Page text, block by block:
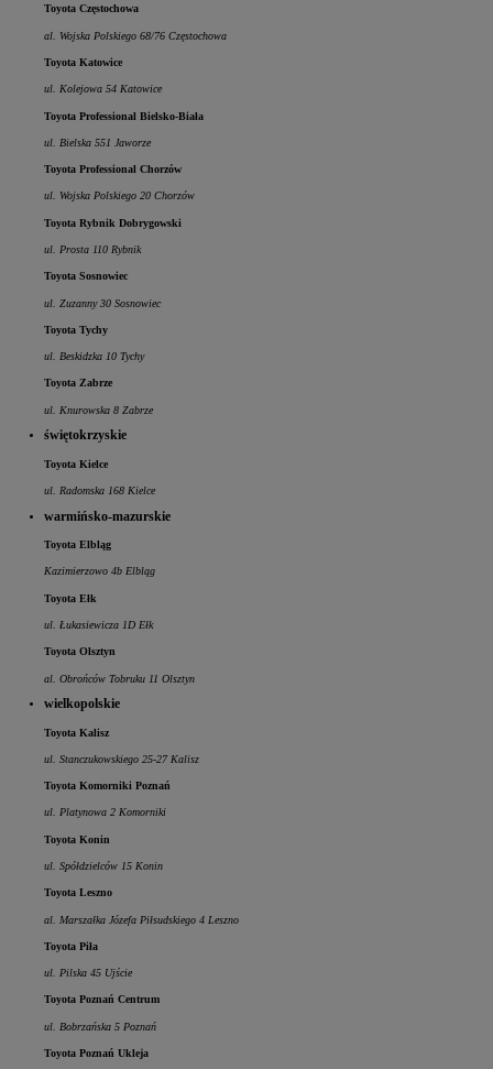
Toyota Częstochowa
al. Wojska Polskiego 68/76 Częstochowa
Toyota Katowice
ul. Kolejowa 54 Katowice
Toyota Professional Bielsko-Biała
ul. Bielska 551 Jaworze
Toyota Professional Chorzów
ul. Wojska Polskiego 20 Chorzów
Toyota Rybnik Dobrygowski
ul. Prosta 110 Rybnik
Toyota Sosnowiec
ul. Zuzanny 30 Sosnowiec
Toyota Tychy
ul. Beskidzka 10 Tychy
Toyota Zabrze
ul. Knurowska 8 Zabrze
świętokrzyskie
Toyota Kielce
ul. Radomska 168 Kielce
warmińsko-mazurskie
Toyota Elbląg
Kazimierzowo 4b Elbląg
Toyota Ełk
ul. Łukasiewicza 1D Ełk
Toyota Olsztyn
al. Obrońców Tobruku 11 Olsztyn
wielkopolskie
Toyota Kalisz
ul. Stanczukowskiego 25-27 Kalisz
Toyota Komorniki Poznań
ul. Platynowa 2 Komorniki
Toyota Konin
ul. Spółdzielców 15 Konin
Toyota Leszno
al. Marszałka Józefa Piłsudskiego 4 Leszno
Toyota Piła
ul. Pilska 45 Ujście
Toyota Poznań Centrum
ul. Bobrzańska 5 Poznań
Toyota Poznań Ukleja